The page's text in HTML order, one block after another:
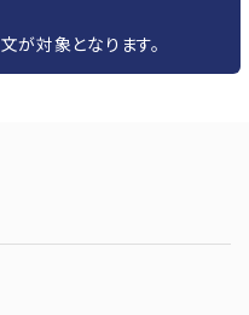
対象となります。